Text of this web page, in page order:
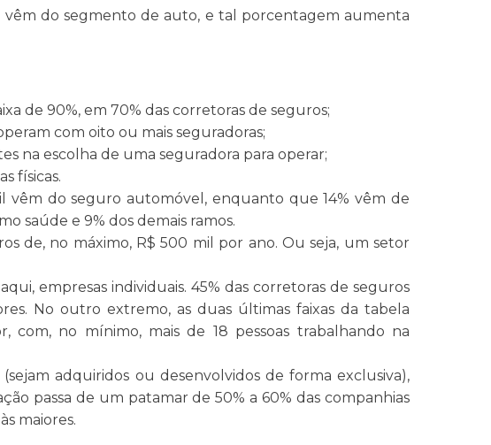
vêm do segmento de auto, e tal porcentagem aumenta
de 90%, em 70% das corretoras de seguros;
com oito ou mais seguradoras;
na escolha de uma seguradora para operar;
físicas.
vêm do seguro automóvel, enquanto que 14% vêm de
saúde e 9% dos demais ramos.
de, no máximo, R$ 500 mil por ano. Ou seja, um setor
empresas individuais. 45% das corretoras de seguros
No outro extremo, as duas últimas faixas da tabela
com, no mínimo, mais de 18 pessoas trabalhando na
adquiridos ou desenvolvidos de forma exclusiva),
passa de um patamar de 50% a 60% das companhias
maiores.